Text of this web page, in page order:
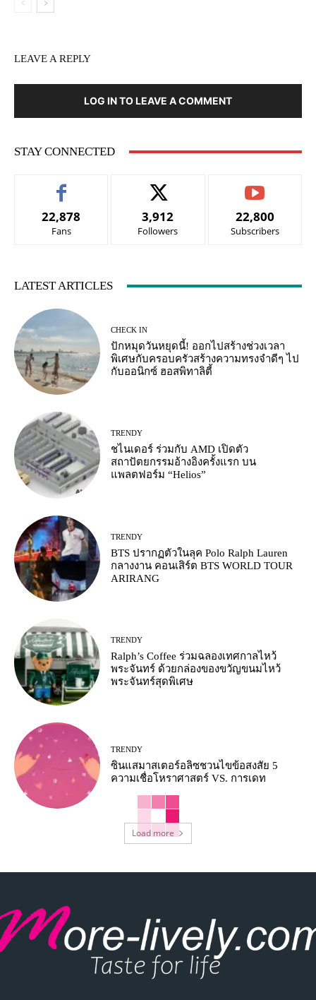
LEAVE A REPLY
LOG IN TO LEAVE A COMMENT
STAY CONNECTED
22,878
Fans
3,912
Followers
22,800
Subscribers
LATEST ARTICLES
CHECK IN
ปักหมุดวันหยุดนี้! ออกไปสร้างช่วงเวลา
พิเศษกับครอบครัวสร้างความทรงจำดีๆ ไป
กับออนิกซ์ ฮอสพิทาลิตี้
TRENDY
ชไนเดอร์ ร่วมกับ AMD เปิดตัว
สถาปัตยกรรมอ้างอิงครั้งแรก บน
แพลตฟอร์ม “Helios”
TRENDY
BTS ปรากฏตัวในลุค Polo Ralph Lauren
กลางงาน คอนเสิร์ต BTS WORLD TOUR
ARIRANG
TRENDY
Ralph’s Coffee ร่วมฉลองเทศกาลไหว้
พระจันทร์ ด้วยกล่องของขวัญขนมไหว้
พระจันทร์สุดพิเศษ
TRENDY
ซินแสมาสเตอร์อลิซชวนไขข้อสงสัย 5
ความเชื่อโหราศาสตร์ VS. การเดท
Load more